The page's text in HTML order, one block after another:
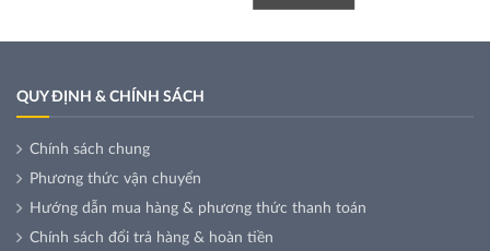
QUY ĐỊNH & CHÍNH SÁCH
Chính sách chung
Phương thức vận chuyển
Hướng dẫn mua hàng & phương thức thanh toán
Chính sách đổi trả hàng & hoàn tiền